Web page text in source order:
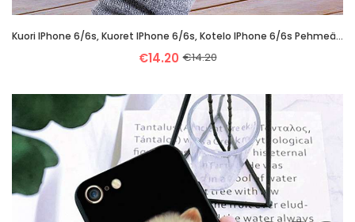
Kuori IPhone 6/6s, Kuoret IPhone 6/6s, Kotelo IPhone 6/6s Pehmeä Neste Valo Pieni Murtumaton Sininen
€14.20 €14.20